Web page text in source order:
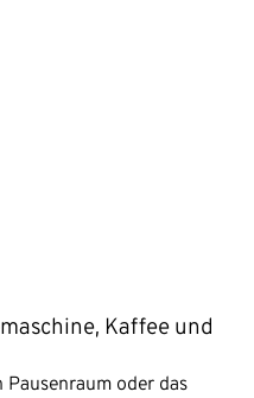
Kaffee und
oder das